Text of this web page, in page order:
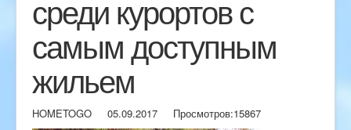
среди курортов с
самым доступным
жильем
HOMETOGO 05.09.2017 Просмотров:15867